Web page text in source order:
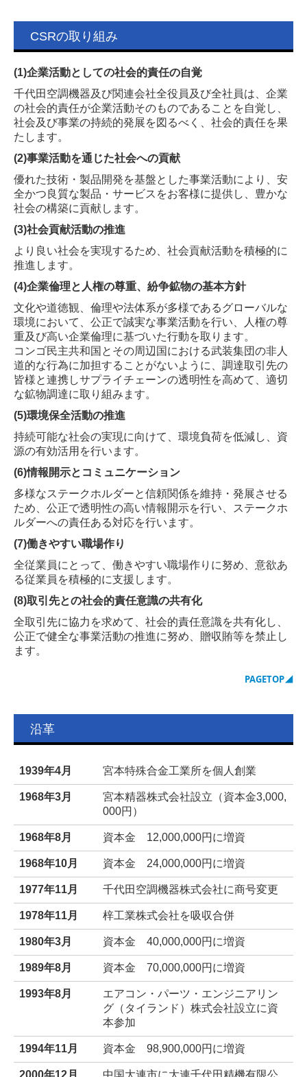
CSRの取り組み
(1)企業活動としての社会的責任の自覚
千代田空調機器及び関連会社全役員及び全社員は、企業
の社会的責任が企業活動そのものであることを自覚し、
社会及び事業の持続的発展を図るべく、社会的責任を果
たします。
(2)事業活動を通じた社会への貢献
優れた技術・製品開発を基盤とした事業活動により、安
全かつ良質な製品・サービスをお客様に提供し、 豊かな
社会の構築に貢献します。
(3)社会貢献活動の推進
より良い社会を実現するため、社会貢献活動を積極的に
推進します。
(4)企業倫理と人権の尊重、紛争鉱物の基本方針
文化や道徳観、倫理や法体系が多様であるグローバルな
環境において、公正で誠実な事業活動を行い、
人権の尊
重及び高い企業倫理に基づいた行動を取ります。
コンゴ民主共和国とその周辺国における武装集団の非人
道的な行為に加担することがないように、調達取引先の
皆様と連携しサプライチェーンの透明性を高めて、 適切
な鉱物調達に取り組みます。
(5)環境保全活動の推進
持続可能な社会の実現に向けて、環境負荷を低減し、資
源の有効活用を行います。
(6)情報開示とコミュニケーション
多様なステークホルダーと信頼関係を維持・発展させる
ため、公正で透明性の高い情報開示を行い、
ステークホ
ルダーへの責任ある対応を行います。
(7)働きやすい職場作り
全従業員にとって、働きやすい職場作りに努め、意欲あ
る従業員を積極的に支援します。
(8)取引先との社会的責任意識の共有化
全取引先に協力を求めて、社会的責任意識を共有化し、
公正で健全な事業活動の推進に努め、贈収賄等を禁止し
ます。
PAGETOP◢
沿革
1939年4月 宮本特殊合金工業所を個人創業
1968年3月
宮本精器株式会社設立（資本金3,000,
000円）
1968年8月 資本金 12,000,000円に増資
1968年10月 資本金 24,000,000円に増資
1977年11月 千代田空調機器株式会社に商号変更
1978年11月 梓工業株式会社を吸収合併
1980年3月 資本金 40,000,000円に増資
1989年8月 資本金 70,000,000円に増資
1993年8月
エアコン・パーツ・エンジニアリン
グ（タイランド）株式会社設立に資
本参加
1994年11月 資本金 98,900,000円に増資
2000年12月 中国大連市に大連千代田精機有限公